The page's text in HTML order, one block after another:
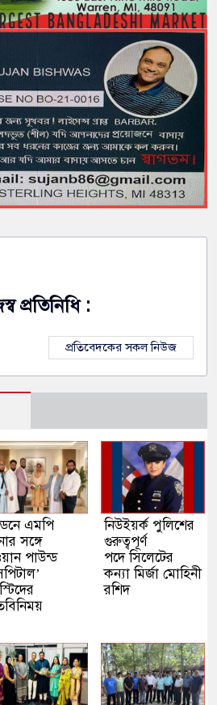
প্রতিনিধি :
প্রতিবেদকের সকল নিউজ
এমপি
সঙ্গে
পাউন্ড
নিউইয়র্ক পুলিশের
গুরুত্বপূর্ণ
পদে সিলেটের
কন্যা মির্জা মোহিনী
রশিদ